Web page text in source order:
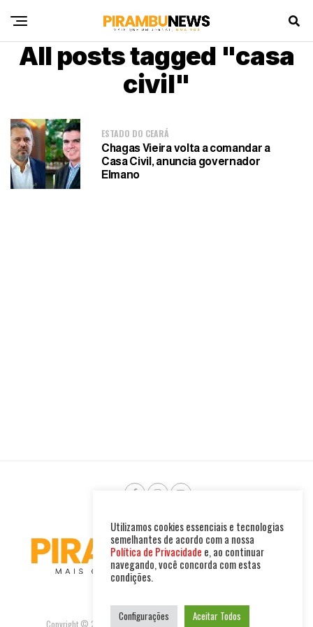
All posts tagged "casa
civil"
ESTADO DO CEARÁ
Chagas Vieira volta a comandar a
Casa Civil, anuncia governador
Elmano
Copyright © 2025. Todos os direitos reservados. PIRAMBU NEWS
Utilizamos cookies essenciais e tecnologias
semelhantes de acordo com a nossa
Política de Privacidade e, ao continuar
navegando, você concorda com estas
condições.
Configurações Aceitar Todos